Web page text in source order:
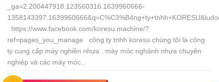
_ga=2.200447918.123560316.1639960666-
https://www.facebook.com/koresu.machine/?
ref=pages_you_manage công ty tnhh koresu chúng tôi là công
ty cung cấp máy nghiền nhựa , máy móc nghành nhựa chuyên
nghiệp và các máy móc...